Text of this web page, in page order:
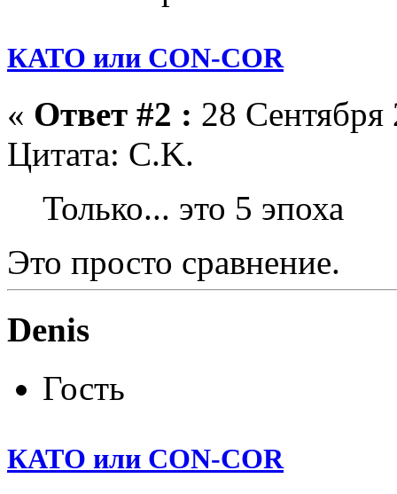
КАТО или CON-COR
« Ответ #2 : 28
Цитата: C.K.
Только... это 5 эпоха
Это просто сравнение.
Denis
Гость
КАТО или CON-COR